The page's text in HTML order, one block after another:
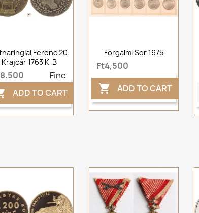
Ferenc 20
Krajcár 1763 K-B
Fine
ADD TO CART
Forgalmi Sor 1975
Ft4,500
 ADD TO CART